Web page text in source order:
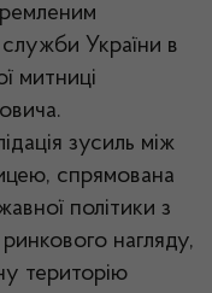
України в
митниці
зусиль між
спрямована
політики з
нагляду,
територію